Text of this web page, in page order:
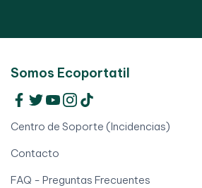
Somos Ecoportatil
Centro de Soporte (Incidencias)
Contacto
FAQ - Preguntas Frecuentes